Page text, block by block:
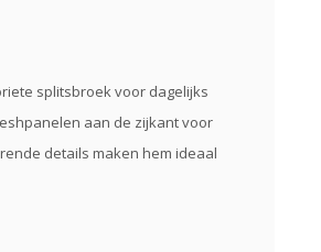
splitsbroek voor dagelijks
aan de zijkant voor
details maken hem ideaal